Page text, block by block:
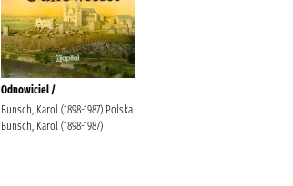
Odnowiciel /
Bunsch, Karol (1898-1987) Polska.
Bunsch, Karol (1898-1987)